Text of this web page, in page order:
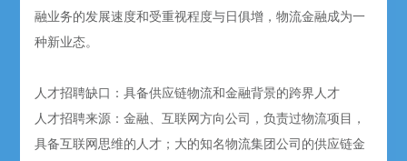
融业务的发展速度和受重视程度与日俱增，物流金融成为一
种新业态。
人才招聘缺口：具备供应链物流和金融背景的跨界人才
人才招聘来源：金融、互联网方向公司，负责过物流项目，
具备互联网思维的人才；大的知名物流集团公司的供应链金